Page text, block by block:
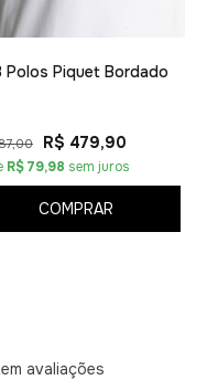
Polos Piquet Bordado
R$ 479,90
R$ 79,98 sem juros
COMPRAR
avaliações